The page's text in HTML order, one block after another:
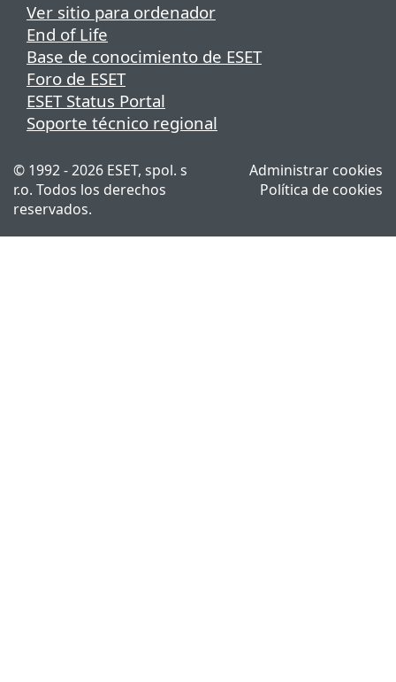
Ver sitio para ordenador
End of Life
Base de conocimiento de ESET
Foro de ESET
ESET Status Portal
Soporte técnico regional
© 1992 - 2026 ESET, spol. s
r.o. Todos los derechos
reservados.
Administrar cookies
Política de cookies